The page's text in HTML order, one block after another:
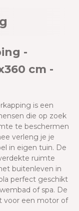
-
cm -
is een
die op zoek
te beschermen
verleng je je
in eigen tuin. De
ruimte
buitenleven in
perfect geschikt
of spa. De
voor een motor of